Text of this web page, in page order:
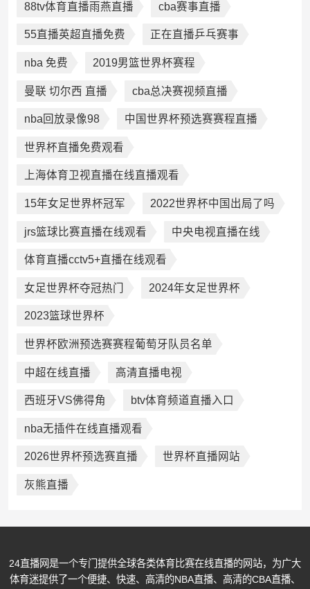
88tv体育直播雨燕直播 cba赛事直播
55直播英超直播免费 正在直播乒乓赛事
nba 免费 2019男篮世界杯赛程
曼联 切尔西 直播 cba总决赛视频直播
nba回放录像98 中国世界杯预选赛赛程直播
世界杯直播免费观看
上海体育卫视直播在线直播观看
15年女足世界杯冠军 2022世界杯中国出局了吗
jrs篮球比赛直播在线观看 中央电视直播在线
体育直播cctv5+直播在线观看
女足世界杯夺冠热门 2024年女足世界杯
2023篮球世界杯
世界杯欧洲预选赛赛程葡萄牙队员名单
中超在线直播 高清直播电视
西班牙VS佛得角 btv体育频道直播入口
nba无插件在线直播观看
2026世界杯预选赛直播 世界杯直播网站
灰熊直播
24直播网是一个专门提供全球各类体育比赛在线直播的网站，为广大
体育迷提供了一个便捷、快速、高清的NBA直播、高清的CBA直播、